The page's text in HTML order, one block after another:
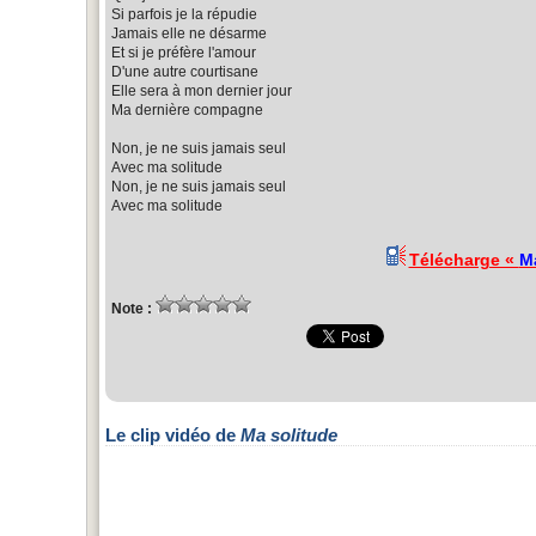
Si parfois je la répudie
Jamais elle ne désarme
Et si je préfère l'amour
D'une autre courtisane
Elle sera à mon dernier jour
Ma dernière compagne
Non, je ne suis jamais seul
Avec ma solitude
Non, je ne suis jamais seul
Avec ma solitude
Télécharge «
Note :
Le clip vidéo de Ma solitude